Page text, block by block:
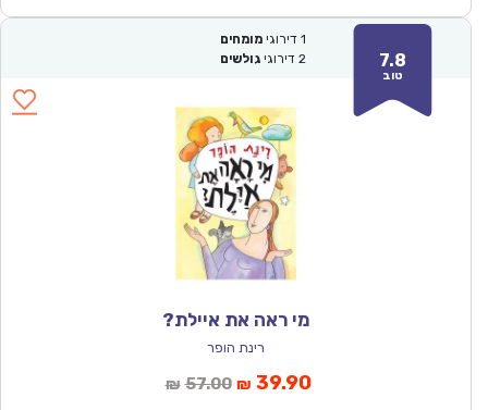
7.8
טוב
1 דירוגי מומחים
2 דירוגי גולשים
מי ראה את איילת?
רינת הופר
₪ 57.00המחיר
₪ 39.90המחיר